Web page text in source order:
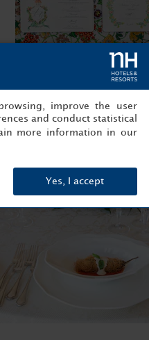
improve the user
and conduct statistical
more information in our
Yes, I accept